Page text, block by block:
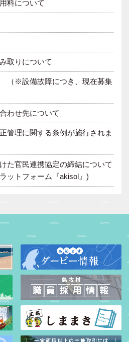
料について
取りについて
（※設備故障につき、現在募集
わせ先について
管理に関する条例が施行されま
た官民連携協定の締結について
ットフォーム『akisol』)